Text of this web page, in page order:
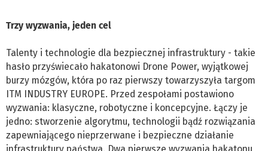
Trzy wyzwania, jeden cel
Talenty i technologie dla bezpiecznej infrastruktury - takie
hasło przyświecało hakatonowi Drone Power, wyjątkowej
burzy mózgów, która po raz pierwszy towarzyszyła targom
ITM INDUSTRY EUROPE. Przed zespołami postawiono
wyzwania: klasyczne, robotyczne i koncepcyjne. Łączy je
jedno: stworzenie algorytmu, technologii bądź rozwiązania
zapewniającego nieprzerwane i bezpieczne działanie